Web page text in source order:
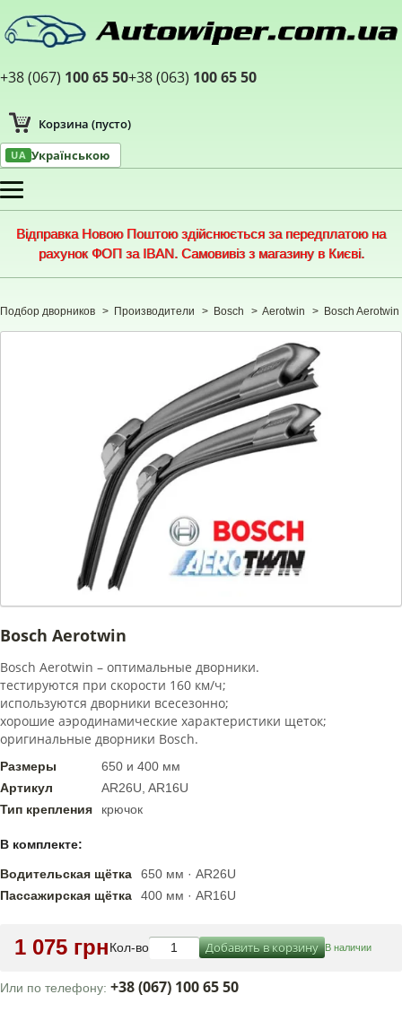
+38 (067) 100 65 50+38 (063) 100 65 50
Корзина (пусто)
UA Українською
Меню
Відправка Новою Поштою здійснюється за передплатою на
рахунок ФОП за IBAN. Самовивіз з магазину в Києві.
Подбор дворников > Производители > Bosch > Aerotwin > Bosch Aerotwin
Bosch Aerotwin
Bosch Aerotwin – оптимальные дворники.
тестируются при скорости 160 км/ч;
используются дворники всесезонно;
хорошие аэродинамические характеристики щеток;
оригинальные дворники Bosch.
Размеры
650 и 400 мм
Артикул
AR26U, AR16U
Тип крепления
крючок
В комплекте:
Водительская щётка
650 мм · AR26U
Пассажирская щётка
400 мм · AR16U
1 075 грнКол-во Добавить в корзину В наличии
Или по телефону: +38 (067) 100 65 50